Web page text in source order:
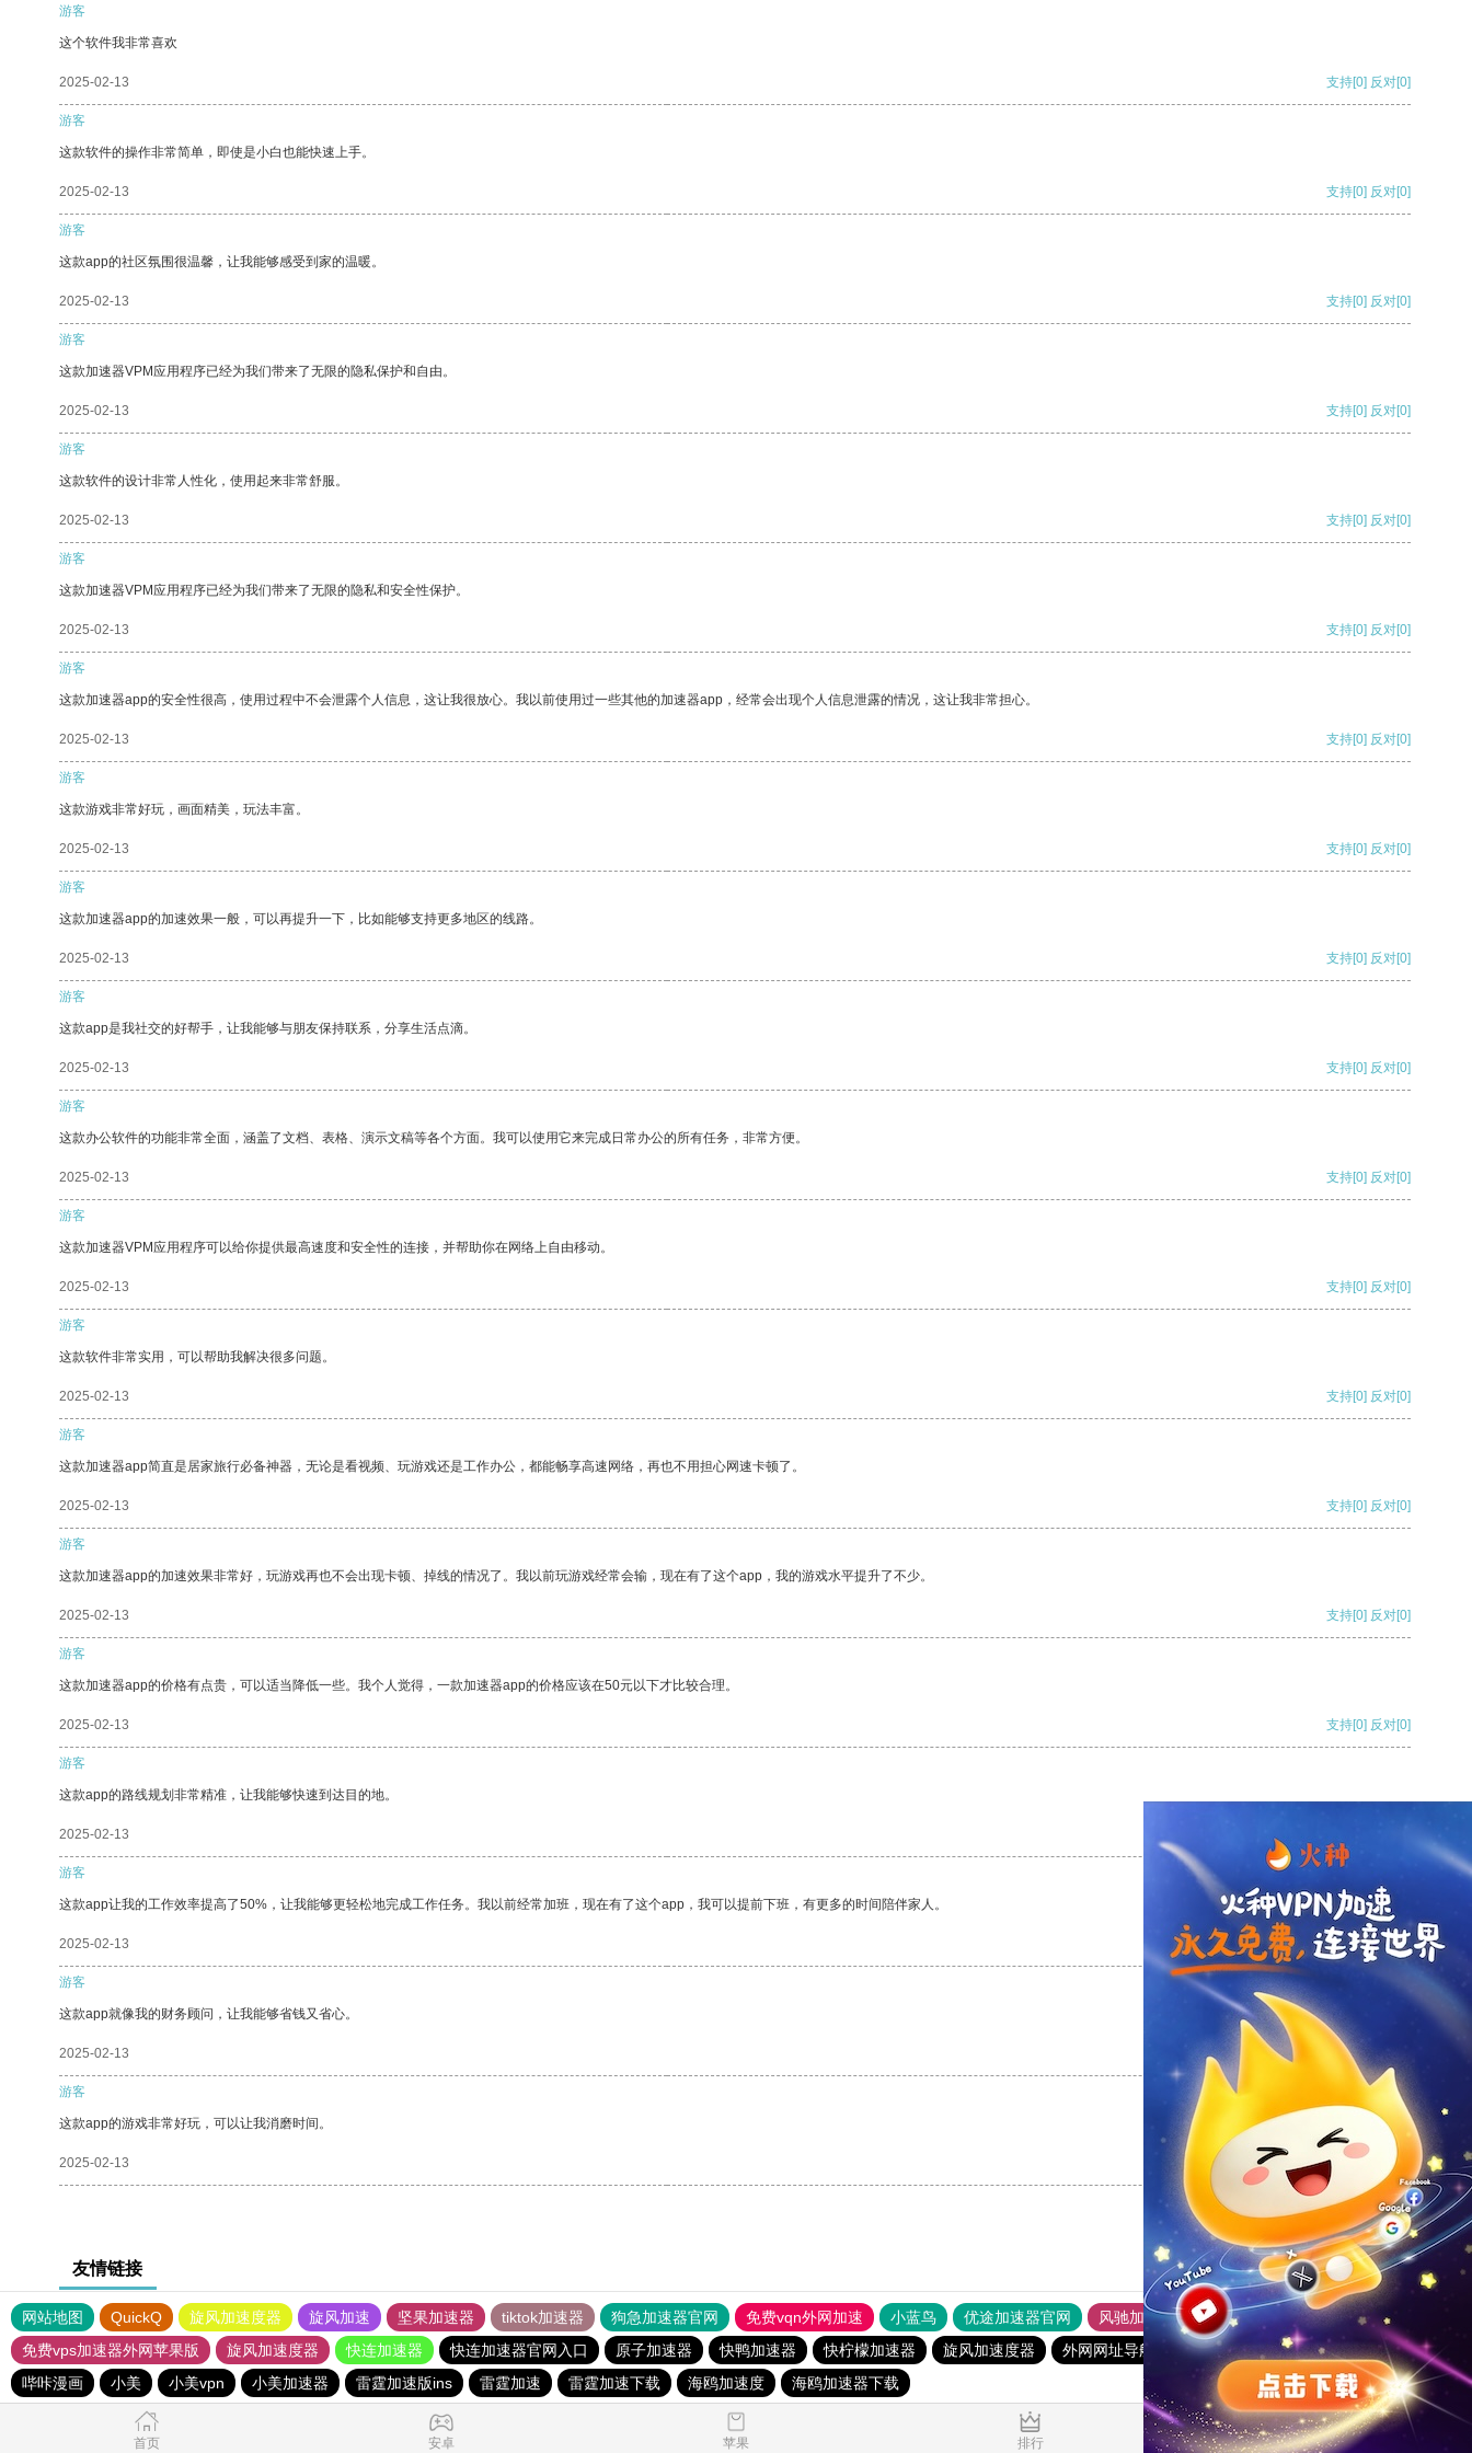
游客
这个软件我非常喜欢
2025-02-13 支持[0] 反对[0]
游客
这款软件的操作非常简单，即使是小白也能快速上手。
2025-02-13 支持[0] 反对[0]
游客
这款app的社区氛围很温馨，让我能够感受到家的温暖。
2025-02-13 支持[0] 反对[0]
游客
这款加速器VPM应用程序已经为我们带来了无限的隐私保护和自由。
2025-02-13 支持[0] 反对[0]
游客
这款软件的设计非常人性化，使用起来非常舒服。
2025-02-13 支持[0] 反对[0]
游客
这款加速器VPM应用程序已经为我们带来了无限的隐私和安全性保护。
2025-02-13 支持[0] 反对[0]
游客
这款加速器app的安全性很高，使用过程中不会泄露个人信息，这让我很放心。我以前使用过一些其他的加速器app，经常会出现个人信息泄露的情况，这让我非常担心。
2025-02-13 支持[0] 反对[0]
游客
这款游戏非常好玩，画面精美，玩法丰富。
2025-02-13 支持[0] 反对[0]
游客
这款加速器app的加速效果一般，可以再提升一下，比如能够支持更多地区的线路。
2025-02-13 支持[0] 反对[0]
游客
这款app是我社交的好帮手，让我能够与朋友保持联系，分享生活点滴。
2025-02-13 支持[0] 反对[0]
游客
这款办公软件的功能非常全面，涵盖了文档、表格、演示文稿等各个方面。我可以使用它来完成日常办公的所有任务，非常方便。
2025-02-13 支持[0] 反对[0]
游客
这款加速器VPM应用程序可以给你提供最高速度和安全性的连接，并帮助你在网络上自由移动。
2025-02-13 支持[0] 反对[0]
游客
这款软件非常实用，可以帮助我解决很多问题。
2025-02-13 支持[0] 反对[0]
游客
这款加速器app简直是居家旅行必备神器，无论是看视频、玩游戏还是工作办公，都能畅享高速网络，再也不用担心网速卡顿了。
2025-02-13 支持[0] 反对[0]
游客
这款加速器app的加速效果非常好，玩游戏再也不会出现卡顿、掉线的情况了。我以前玩游戏经常会输，现在有了这个app，我的游戏水平提升了不少。
2025-02-13 支持[0] 反对[0]
游客
这款加速器app的价格有点贵，可以适当降低一些。我个人觉得，一款加速器app的价格应该在50元以下才比较合理。
2025-02-13 支持[0] 反对[0]
游客
这款app的路线规划非常精准，让我能够快速到达目的地。
2025-02-13
游客
这款app让我的工作效率提高了50%，让我能够更轻松地完成工作任务。我以前经常加班，现在有了这个app，我可以提前下班，有更多的时间陪伴家人。
2025-02-13 支持 [0] 反对[0]
游客
这款app就像我的财务顾问，让我能够省钱又省心。
2025-02-13 支持[0] 反对
游客
这款app的游戏非常好玩，可以让我消磨时间。
2025-02-13 支持[0] 反对[0]
友情链接
网站地图 QuickQ 旋风加速度器 旋风加速 坚果加速器 tiktok加速器 狗急加速器官网 免费vqn外网加速 小蓝鸟 优途加速器官网 风驰加速器
旋风加速器
免费vps加速器外网苹果版
旋风加速度器 快连加速器 快连加速器官网入口 原子加速器 快鸭加速器 快柠檬加速器 旋风加速度器 外网网址导航 软件中心 雷霆加速
狂飙加速器
哔咔漫画
小美 小美vpn 小美加速器 雷霆加速版ins 雷霆加速 雷霆加速下载 海鸥加速度 海鸥加速器下载
首页 安卓 苹果 排行 推荐